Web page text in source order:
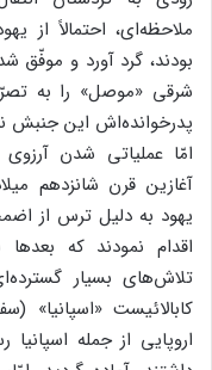
ملاحظه‌ای، احتمالاً از
بودند، گرد آورد و موفّق
شرقی «موصل» را به
پدرخوانده‌اش این جنبش
امّا عملیاتی شدن
آغازین قرن شانزدهم
یهود به دلیل ترس از
اقدام نمودند که
تلاش‌های بسیار
کابالائیست «اسپانیا»
اروپایی از جمله